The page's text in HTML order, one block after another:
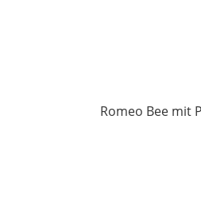
Romeo Bee mit